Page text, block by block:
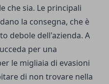
che sia. Le principali
la consegna, che è
debole dell'azienda. A
per una
le migliaia di evasioni
di non trovare nella